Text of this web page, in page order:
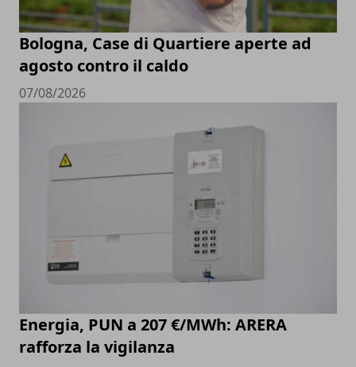
Bologna, Case di Quartiere aperte ad
agosto contro il caldo
07/08/2026
Energia, PUN a 207 €/MWh: ARERA
rafforza la vigilanza